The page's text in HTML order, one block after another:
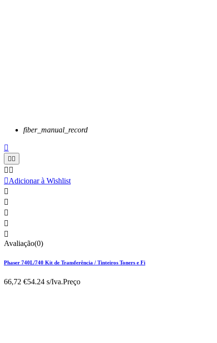
fiber_manual_record


 
Adicionar à Wishlist





Avaliação(0)
Phaser 740L/740 Kit de Transferência / Tinteiros Toners e Fi
66,72 €54.24 s/Iva.Preço